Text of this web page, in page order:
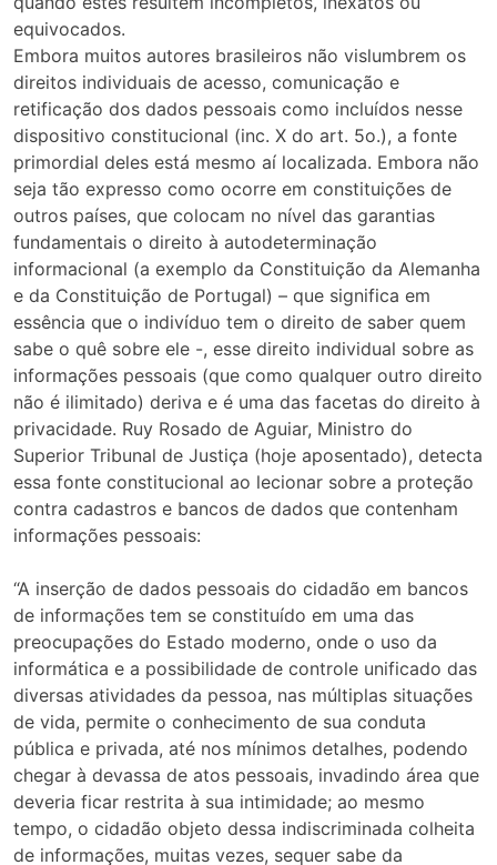
equivocados.
Embora muitos autores brasileiros não vislumbrem os
direitos individuais de acesso, comunicação e
retificação dos dados pessoais como incluídos nesse
dispositivo constitucional (inc. X do art. 5o.), a fonte
primordial deles está mesmo aí localizada. Embora não
seja tão expresso como ocorre em constituições de
outros países, que colocam no nível das garantias
fundamentais o direito à autodeterminação
informacional (a exemplo da Constituição da Alemanha
e da Constituição de Portugal) – que significa em
essência que o indivíduo tem o direito de saber quem
sabe o quê sobre ele -, esse direito individual sobre as
informações pessoais (que como qualquer outro direito
não é ilimitado) deriva e é uma das facetas do direito à
privacidade. Ruy Rosado de Aguiar, Ministro do
Superior Tribunal de Justiça (hoje aposentado), detecta
essa fonte constitucional ao lecionar sobre a proteção
contra cadastros e bancos de dados que contenham
informações pessoais:
“A inserção de dados pessoais do cidadão em bancos
de informações tem se constituído em uma das
preocupações do Estado moderno, onde o uso da
informática e a possibilidade de controle unificado das
diversas atividades da pessoa, nas múltiplas situações
de vida, permite o conhecimento de sua conduta
pública e privada, até nos mínimos detalhes, podendo
chegar à devassa de atos pessoais, invadindo área que
deveria ficar restrita à sua intimidade; ao mesmo
tempo, o cidadão objeto dessa indiscriminada colheita
de informações, muitas vezes, sequer sabe da